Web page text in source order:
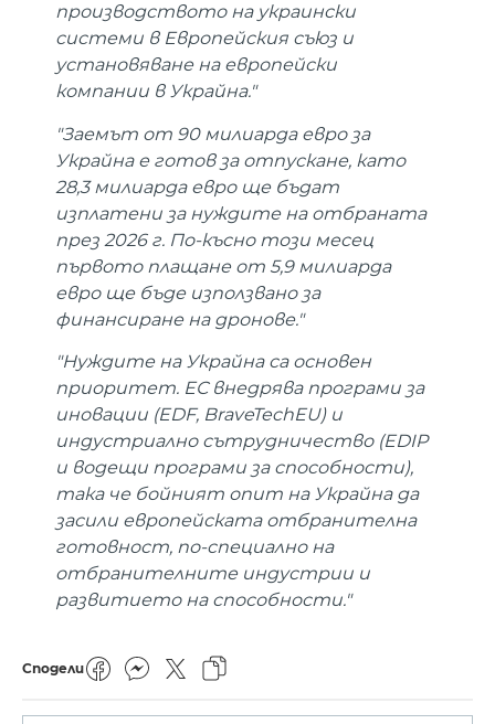
производството на украински
системи в Европейския съюз и
установяване на европейски
компании в Украйна."
"Заемът от 90 милиарда евро за
Украйна е готов за отпускане, като
28,3 милиарда евро ще бъдат
изплатени за нуждите на отбраната
през 2026 г. По-късно този месец
първото плащане от 5,9 милиарда
евро ще бъде използвано за
финансиране на дронове."
"Нуждите на Украйна са основен
приоритет. ЕС внедрява програми за
иновации (EDF, BraveTechEU) и
индустриално сътрудничество (EDIP
и водещи програми за способности),
така че бойният опит на Украйна да
засили европейската отбранителна
готовност, по-специално на
отбранителните индустрии и
развитието на способности."
Сподели